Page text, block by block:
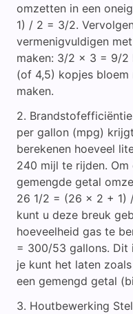
omzetten in een
1) / 2 = 3/2.
vermenigvuldigen
maken: 3/2 x 3 = 9/2
(of 4,5) kopjes
maken.
per gallon (mpg)
berekenen hoeveel
240 mijl te rijden.
gemengde getal
26 1/2 = (26 x 2 + 1)
kunt u deze breuk
hoeveelheid gas te
= 300/53 gallons. Dit
je kunt het laten
een gemengd getal
Houtbewerking